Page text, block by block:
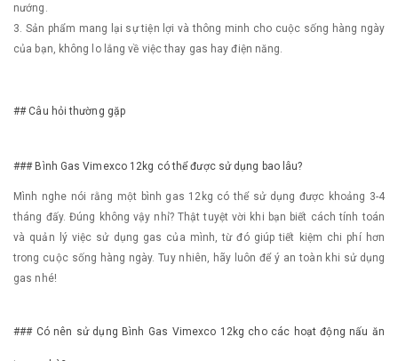
nướng.
3. Sản phẩm mang lại sự tiện lợi và thông minh cho cuộc sống hàng ngày
của bạn, không lo lắng về việc thay gas hay điện năng.
## Câu hỏi thường gặp
### Bình Gas Vimexco 12kg có thể được sử dụng bao lâu?
Mình nghe nói rằng một bình gas 12kg có thể sử dụng được khoảng 3-4
tháng đấy. Đúng không vậy nhỉ? Thật tuyệt vời khi bạn biết cách tính toán
và quản lý việc sử dụng gas của mình, từ đó giúp tiết kiệm chi phí hơn
trong cuộc sống hàng ngày. Tuy nhiên, hãy luôn để ý an toàn khi sử dụng
gas nhé!
### Có nên sử dụng Bình Gas Vimexco 12kg cho các hoạt động nấu ăn